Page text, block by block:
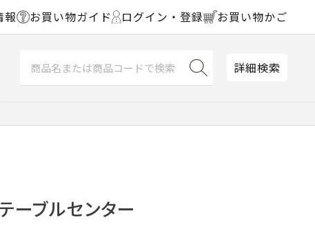
報 お買い物ガイド ログイン・登録 お買い物かご
詳細検索
ーブルセンター